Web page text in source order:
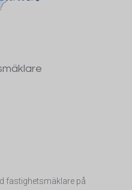
fastighetsmäklare på